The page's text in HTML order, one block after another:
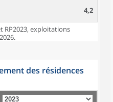
4,2
RP2023, exploitations
des résidences